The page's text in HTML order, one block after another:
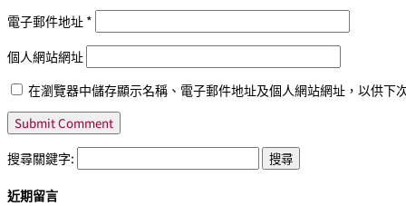
電子郵件地址 *
個人網站網址
在瀏覽器中儲存顯示名稱、電子郵件地址及個人網站網址，以供下
搜尋關鍵字:
近期留言